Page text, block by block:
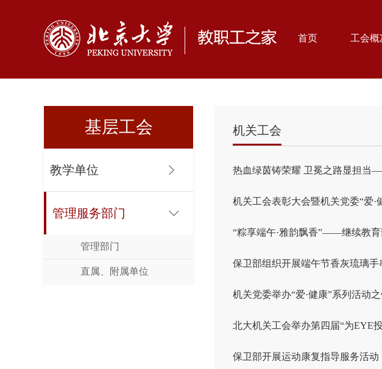
首页 工会概
基层工会
教学单位
管理服务部门
管理部门
直属、附属单位
机关工会
热血绿茵铸荣耀 卫冕之路显担当
机关工会表彰大会暨机关党委“爱
“粽享端午·雅韵飘香”——继续教
保卫部组织开展端午节香灰琉璃手
机关党委举办“爱·健康”系列活动
北大机关工会举办第四届“为
保卫部开展运动康复指导服务活动